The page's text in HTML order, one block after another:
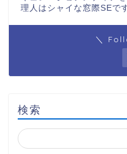
理人はシャイな窓際SEで
＼
検索